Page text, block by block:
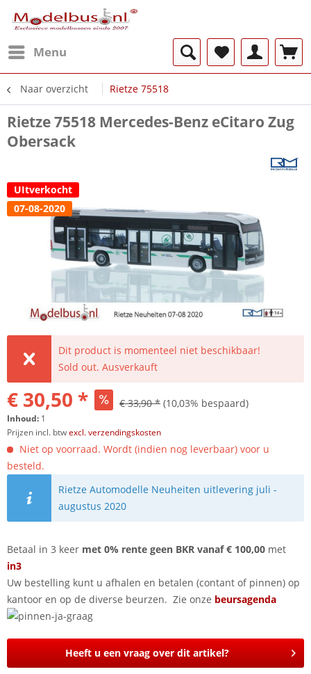
Menu
Naar overzicht Rietze 75518
Rietze 75518 Mercedes-Benz eCitaro Zug
Obersack
UItverkocht
07-08-2020
Dit product is momenteel niet beschikbaar!
Sold out. Ausverkauft
€ 30,50 * € 33,90 * (10,03% bespaard)
Inhoud: 1
Prijzen incl. btwexcl. verzendingskosten
Niet op voorraad. Wordt (indien nog leverbaar) voor u
besteld.
Rietze Automodelle Neuheiten uitlevering juli -
augustus 2020
Betaal in 3 keer met 0% rente geen BKR vanaf € 100,00 met
in3
Uw bestelling kunt u afhalen en betalen (contant of pinnen) op
kantoor en op de diverse beurzen. Zie onze beursagenda
Heeft u een vraag over dit artikel?